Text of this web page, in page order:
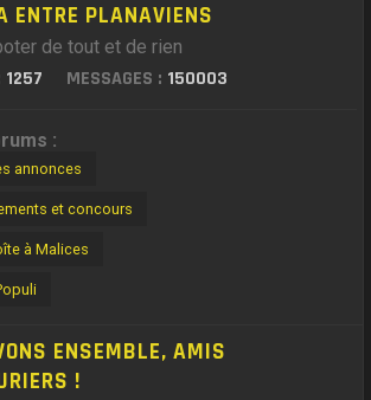
ENTRE PLANAVIENS
de tout et de rien
1257 MESSAGES : 150003
:
annonces
et concours
à Malices
ENSEMBLE, AMIS
!